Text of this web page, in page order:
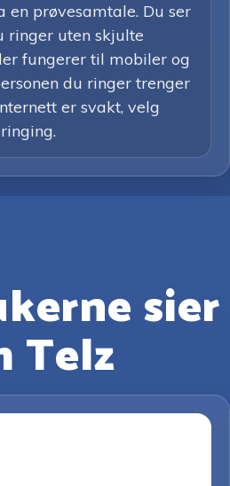
en prøvesamtale. Du ser
ringer uten skjulte
fungerer til mobiler og
du ringer trenger
er svakt, velg
sier
Telz